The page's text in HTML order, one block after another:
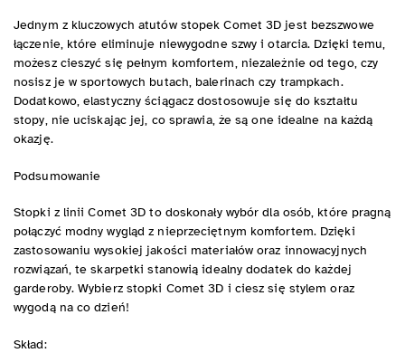
Jednym z kluczowych atutów stopek Comet 3D jest bezszwowe
łączenie, które eliminuje niewygodne szwy i otarcia. Dzięki temu,
możesz cieszyć się pełnym komfortem, niezależnie od tego, czy
nosisz je w sportowych butach, balerinach czy trampkach.
Dodatkowo, elastyczny ściągacz dostosowuje się do kształtu
stopy, nie uciskając jej, co sprawia, że są one idealne na każdą
okazję.
Podsumowanie
Stopki z linii Comet 3D to doskonały wybór dla osób, które pragną
połączyć modny wygląd z nieprzeciętnym komfortem. Dzięki
zastosowaniu wysokiej jakości materiałów oraz innowacyjnych
rozwiązań, te skarpetki stanowią idealny dodatek do każdej
garderoby. Wybierz stopki Comet 3D i ciesz się stylem oraz
wygodą na co dzień!
Skład: